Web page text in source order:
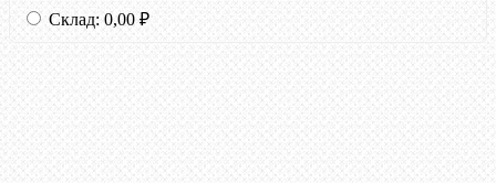
Склад: 0,00 ₽